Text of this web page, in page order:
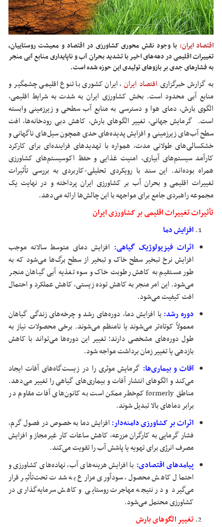
اقتصاد ایران: با وجود نقش محوری کشاورزی در اقتصاد و معیشت روستاییان،
تغییرات اقلیمی در دهه‌های اخیر با تشدید بحران آب و ناپایداری منابع آبی منجر
به فشارهای جدی بر بازوهای تولیدی این حوزه شده است.
به گزارش خبرگزاریاقتصاد ایران, ایران کشوری با تنوع اقلیمی چشمگیر و
منابع آبی محدود است. بخش کشاورزی ایران به شدت به شرایط اقلیمی،
الگوی بارش، دمای هوا و دسترسی به منابع آب سطحی و زیرزمینی وابسته
است. گرمایش جهانی، تغییر الگوهای بارش، کاهش دبی رودخانه‌ها، افت
سطح آب‌های زیرزمینی و افزایش پدیده‌های حدی همچون سیل‌های ناگهانی و
خشکسالی‌های طولانی مدت، همواره با تهدیدهای فزاینده‌ای برای کارکرد
کارآمد سیستم‌های آبیاری، امنیت غذایی و حفظ اکوسیستم‌های کشاورزی
همراه بوده‌اند. این سند با رویکردی تحلیلی-کاربردی به بررسی تأثیرات
تغییرات اقلیمی و بحران آب بر کشاورزی ایران پرداخته و در نهایت یک
مجموعه راهبردی جامع برای مواجهه با این چالش‌ها ارائه می‌دهد.
تأثیرات تغییرات اقلیمی بر کشاورزی ایران
افزایش دما
اثرات فیزیولوژیک گیاهی: افزایش دمای متوسط سالانه موجب
افزایش نرخ تبخیر سطح خاک و تبخیر از سطح برگ‌ها می‌شود که به
طور مستقیم به کاهش رطوبت خاک و سوء تغذیه آبی گیاهان منجر
می‌شود. این امر منجر به کاهش توده زیستی، کاهش عملکرد و احتمال
افت کیفیت می‌شود.
دوره رشد:با افزایش دما، دوره‌های رشد و چرخه‌های زندگی گیاهان
معمولاً کوتاه‌تر می‌شوند یا نامنظم می‌شوند. برخی محصولات نیاز به
طول دوره‌های مشخصی دارند؛ تغییر این دوره‌ها می‌تواند با کاهش
بازدهی یا تغییر زمان برداشت مواجه شود.
آفات و بیماری‌ها: گرمایش موثری را در زیست‌گاه‌های آفات ایجاد
می‌کند و الگوهای انتشار آفات و بیماری‌های گیاهی را تغییر می‌دهد.
مناطق formerly کم‌خطر ممکن است به کانون‌های آفات مقاوم در
برابر دماهای بالا تبدیل شوند.
اثرات بر کشاورزی دامنه‌دار:افزایش دما به خصوص در فصول گرم،
فشار گرمایی به کارگران مزرعه، کاهش ساعات کار غیرمجاز و افزایش
مصرف انرژی برای تهویه یا پاشش آب را تقویت می‌کند.
پیامدهای اقتصادی: با افزایش هزینه‌های آب، نهاده‌های کشاورزی و
احتمال کاهش محصول، سودآوری مزارع به شدت تحت‌تأثیر قرار
می‌گیرد و در نتیجه مهاجرت روستایی و کاهش سرمایه‌گذاری در
کشاورزی محتمل می‌شود.
تغییر الگوهای بارش